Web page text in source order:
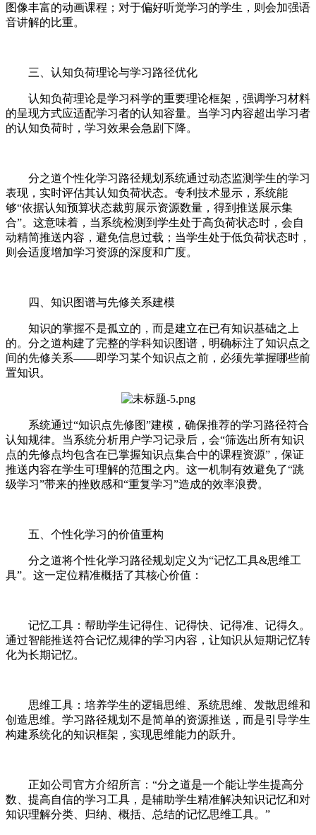
图像丰富的动画课程；对于偏好听觉学习的学生，则会加强语
音讲解的比重。
三、认知负荷理论与学习路径优化
认知负荷理论是学习科学的重要理论框架，强调学习材料
的呈现方式应适配学习者的认知容量。当学习内容超出学习者
的认知负荷时，学习效果会急剧下降。
分之道个性化学习路径规划系统通过动态监测学生的学习
表现，实时评估其认知负荷状态。专利技术显示，系统能
够“依据认知预算状态裁剪展示资源数量，得到推送展示集
合”。这意味着，当系统检测到学生处于高负荷状态时，会自
动精简推送内容，避免信息过载；当学生处于低负荷状态时，
则会适度增加学习资源的深度和广度。
四、知识图谱与先修关系建模
知识的掌握不是孤立的，而是建立在已有知识基础之上
的。分之道构建了完整的学科知识图谱，明确标注了知识点之
间的先修关系——即学习某个知识点之前，必须先掌握哪些前
置知识。
系统通过“知识点先修图”建模，确保推荐的学习路径符合
认知规律。当系统分析用户学习记录后，会“筛选出所有知识
点的先修点均包含在已掌握知识点集合中的课程资源”，保证
推送内容在学生可理解的范围之内。这一机制有效避免了“跳
级学习”带来的挫败感和“重复学习”造成的效率浪费。
五、个性化学习的价值重构
分之道将个性化学习路径规划定义为“记忆工具&思维工
具”。这一定位精准概括了其核心价值：
记忆工具：帮助学生记得住、记得快、记得准、记得久。
通过智能推送符合记忆规律的学习内容，让知识从短期记忆转
化为长期记忆。
思维工具：培养学生的逻辑思维、系统思维、发散思维和
创造思维。学习路径规划不是简单的资源推送，而是引导学生
构建系统化的知识框架，实现思维能力的跃升。
正如公司官方介绍所言：“分之道是一个能让学生提高分
数、提高自信的学习工具，是辅助学生精准解决知识记忆和对
知识理解分类、归纳、概括、总结的记忆思维工具。”